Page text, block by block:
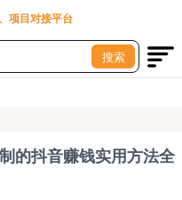
项目对接平台
搜索
的抖音赚钱实用方法全